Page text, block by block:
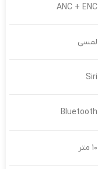
ANC + ENC
لمسی
Siri
Bluetooth
۱۰ متر